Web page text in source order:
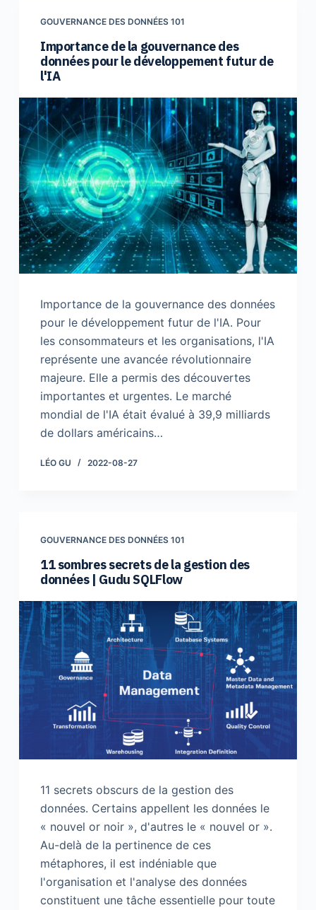
GOUVERNANCE DES DONNÉES 101
Importance de la gouvernance des
données pour le développement futur de
l'IA
Importance de la gouvernance des données
pour le développement futur de l'IA. Pour
les consommateurs et les organisations, l'IA
représente une avancée révolutionnaire
majeure. Elle a permis des découvertes
importantes et urgentes. Le marché
mondial de l'IA était évalué à 39,9 milliards
de dollars américains…
LÉO GU 2022-08-27
GOUVERNANCE DES DONNÉES 101
11 sombres secrets de la gestion des
données | Gudu SQLFlow
11 secrets obscurs de la gestion des
données. Certains appellent les données le
« nouvel or noir », d'autres le « nouvel or ».
Au-delà de la pertinence de ces
métaphores, il est indéniable que
l'organisation et l'analyse des données
constituent une tâche essentielle pour toute